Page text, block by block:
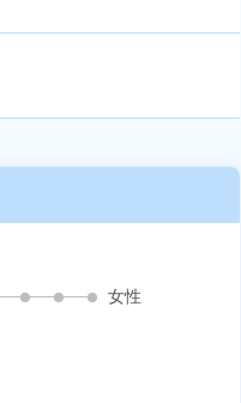
女性
され続け気がつけばマニア
な世界にあなたもきっとハマる